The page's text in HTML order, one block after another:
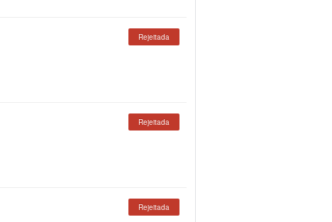
Rejeitada
Rejeitada
Rejeitada